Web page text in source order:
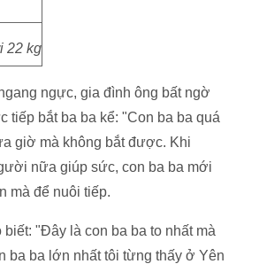
22 kg
ngực, gia đình ông bất ngờ
tiếp bắt ba ba kể: "Con ba ba quá
giờ mà không bắt được. Khi
nữa giúp sức, con ba ba mới
mà để nuôi tiếp.
"Đây là con ba ba to nhất mà
ba ba lớn nhất tôi từng thấy ở Yên